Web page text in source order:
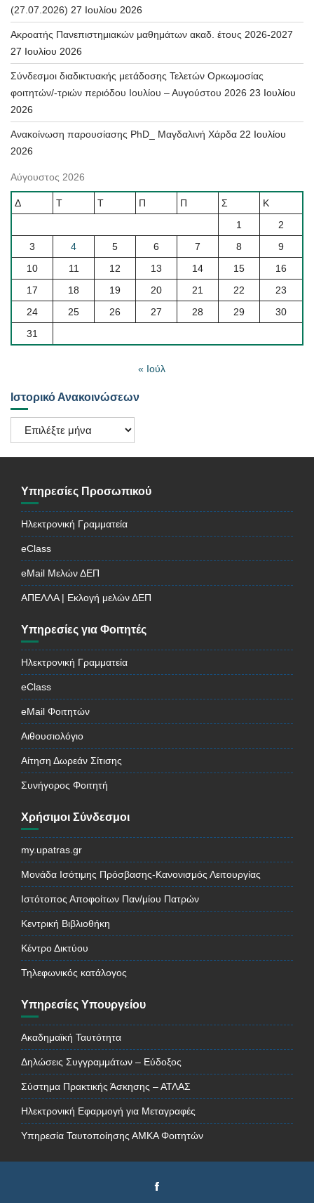
(27.07.2026) 27 Ιουλίου 2026
Ακροατής Πανεπιστημιακών μαθημάτων ακαδ. έτους 2026-2027
27 Ιουλίου 2026
Σύνδεσμοι διαδικτυακής μετάδοσης Τελετών Ορκωμοσίας
φοιτητών/-τριών περιόδου Ιουλίου – Αυγούστου 2026 23 Ιουλίου
2026
Ανακοίνωση παρουσίασης PhD_ Μαγδαλινή Χάρδα 22 Ιουλίου
2026
Αύγουστος 2026
Δ Τ Τ Π Π Σ
Κ
1
2
3
4 5 6 7 8
9
10
11 12 13 14 15
16
17
18 19 20 21 22
23
24
25 26 27 28 29
30
31
« Ιούλ
Ιστορικό Ανακοινώσεων
Ιστορικό
Ανακοινώσεων
Υπηρεσίες Προσωπικού
Ηλεκτρονική Γραμματεία
eClass
eMail Μελών ΔΕΠ
ΑΠΕΛΛΑ | Εκλογή μελών ΔΕΠ
Υπηρεσίες για Φοιτητές
Ηλεκτρονική Γραμματεία
eClass
eMail Φοιτητών
Αιθουσιολόγιο
Αίτηση Δωρεάν Σίτισης
Συνήγορος Φοιτητή
Χρήσιμοι Σύνδεσμοι
my.upatras.gr
Μονάδα Ισότιμης Πρόσβασης-Κανονισμός Λειτουργίας
Ιστότοπος Αποφοίτων Παν/μίου Πατρών
Κεντρική Βιβλιοθήκη
Κέντρο Δικτύου
Τηλεφωνικός κατάλογος
Υπηρεσίες Υπουργείου
Ακαδημαϊκή Ταυτότητα
Δηλώσεις Συγγραμμάτων – Εύδοξος
Σύστημα Πρακτικής Άσκησης – ΑΤΛΑΣ
Ηλεκτρονική Εφαρμογή για Μεταγραφές
Υπηρεσία Ταυτοποίησης ΑΜΚΑ Φοιτητών